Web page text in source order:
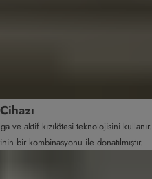
ve aktif kızılötesi teknolojisini kullanır.
bir kombinasyonu ile donatılmıştır.